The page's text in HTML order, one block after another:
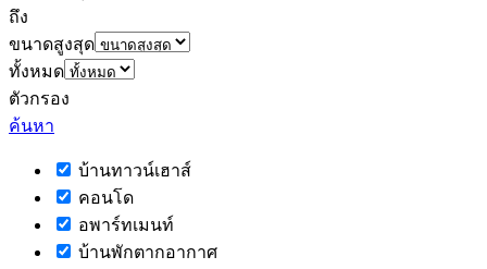
ถึง
ขนาดสูงสุด
ทั้งหมด
ตัวกรอง
ค้นหา
บ้านทาวน์เฮาส์
คอนโด
อพาร์ทเมนท์
บ้านพักตากอากาศ